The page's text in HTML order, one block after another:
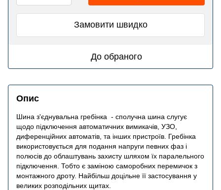
Замовити швидко
До обраного
Опис
Шина з'єднувальна гребінка - сполучна шина слугує
щодо підключення автоматичних вимикачів, УЗО,
диференційних автоматів, та інших пристроїв. Гребінка
використовується для подання напруги певних фаз і
полюсів до облаштувань захисту шляхом їх паралельного
підключення. Тобто є заміною саморобних перемичок з
монтажного дроту. Найбільш доцільне її застосування у
великих розподільних щитах.